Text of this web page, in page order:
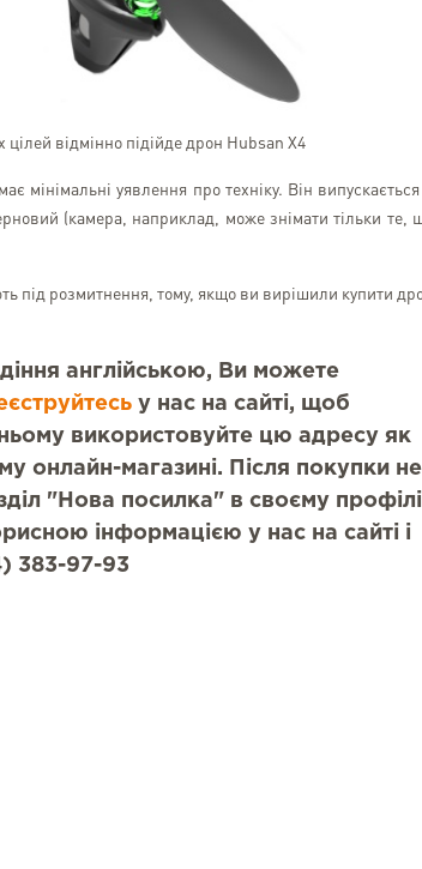
відмінно підійде дрон Hubsan X4
мінімальні уявлення про техніку. Він
(камера, наприклад, може знімати тільки те,
під розмитнення, тому, якщо ви вирішили купити
англійською, Ви можете
у нас на сайті, щоб
використовуйте цю адресу як
онлайн-магазині. Після покупки не
"Нова посилка" в своєму профілі
інформацією у нас на сайті і
383-97-93